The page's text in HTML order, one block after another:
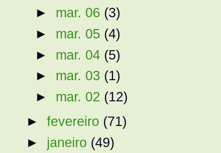
► mar. 06 (3)
► mar. 05 (4)
► mar. 04 (5)
► mar. 03 (1)
► mar. 02 (12)
►fevereiro (71)
► janeiro (49)